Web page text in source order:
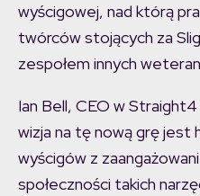
wyścigowej, nad którą
twórców stojących za
zespołem innych
Ian Bell, CEO w
wizja na tę nową grę jest
wyścigów z
społeczności takich